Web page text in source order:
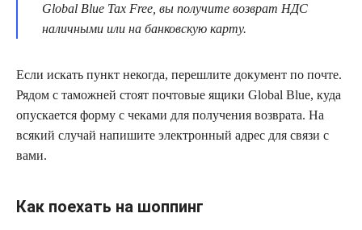
Global Blue Tax Free, вы получите возврат НДС
наличными или на банковскую карту.
Если искать пункт некогда, перешлите документ по почте.
Рядом с таможней стоят почтовые ящики Global Blue, куда
опускается форму с чеками для получения возврата. На
всякий случай напишите электронный адрес для связи с
вами.
Как поехать на шоппинг